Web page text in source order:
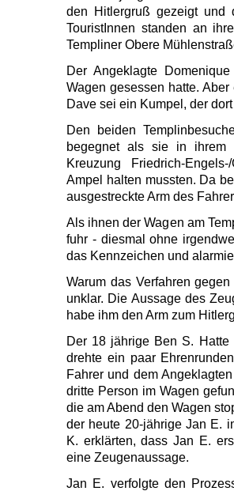
den Hitlergruß gezeigt und
TouristInnen standen an
Templiner Obere
Der Angeklagte
Wagen gesessen hatte.
Dave sei ein Kumpel, der
Den beiden
begegnet als sie in ihrem
Kreuzung Friedrich-
Ampel halten mussten. Da
ausgestreckte Arm des
Als ihnen der Wagen am
fuhr - diesmal ohne
das Kennzeichen und
Warum das Verfahren
unklar. Die Aussage des
habe ihm den Arm zum
Der 18 jährige Ben S.
drehte ein paar
Fahrer und dem
dritte Person im Wagen
die am Abend den Wagen
der heute 20-jährige Jan E.
K. erklärten, dass Jan E.
eine Zeugenaussage.
Jan E. verfolgte den